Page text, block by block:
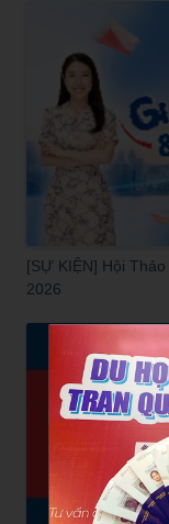
[SỰ KIỆN] Hội
2026